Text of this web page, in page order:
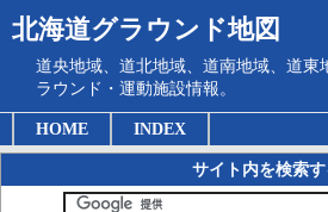
北海道グラウンド地図
道央地域、道北地域、道南地域、道東
ラウンド・運動施設情報。
HOME INDEX
サイト内を検索す